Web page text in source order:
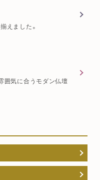
えました。
囲気に合うモダン仏壇